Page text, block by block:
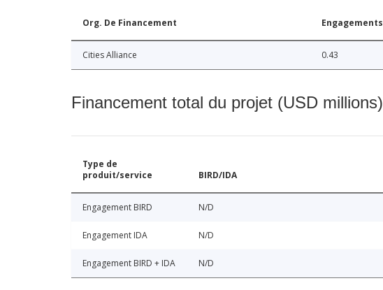
Org. De Financement Engagements
Cities Alliance 0.43
Financement total du projet (USD millions)
Type de
produit/service
BIRD/IDA
Engagement BIRD N/D
Engagement IDA N/D
Engagement BIRD + IDA N/D